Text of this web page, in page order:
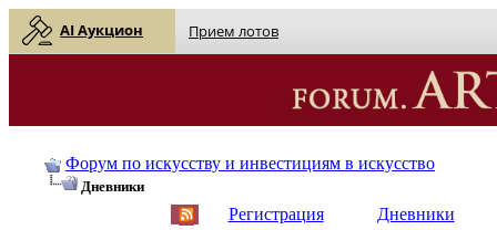
AI Аукцион Прием лотов
Форум по искусству и инвестициям в искусство
Дневники
Регистрация Дневники